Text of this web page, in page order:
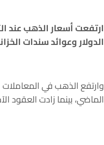
الدولار وعوائد سندات
الماضي، بينما زادت العقود الآجلة للذهب